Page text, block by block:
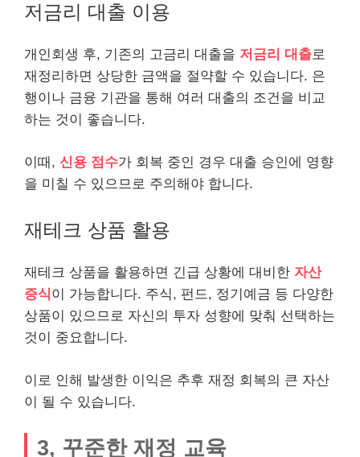
저금리 대출 이용
개인회생 후, 기존의 고금리 대출을 저금리 대출로
재정리하면 상당한 금액을 절약할 수 있습니다. 은
행이나 금융 기관을 통해 여러 대출의 조건을 비교
하는 것이 좋습니다.
이때, 신용 점수가 회복 중인 경우 대출 승인에 영향
을 미칠 수 있으므로 주의해야 합니다.
재테크 상품 활용
재테크 상품을 활용하면 긴급 상황에 대비한 자산
증식이 가능합니다. 주식, 펀드, 정기예금 등 다양한
상품이 있으므로 자신의 투자 성향에 맞춰 선택하는
것이 중요합니다.
이로 인해 발생한 이익은 추후 재정 회복의 큰 자산
이 될 수 있습니다.
3, 꾸준한 재정 교육